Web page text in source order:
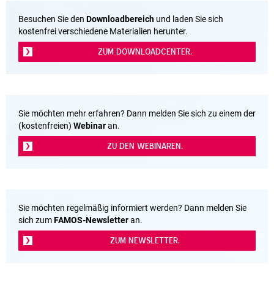
Besuchen Sie den Downloadbereich und laden Sie sich
kostenfrei verschiedene Materialien herunter.
ZUM DOWNLOADCENTER.
Sie möchten mehr erfahren? Dann melden Sie sich zu einem der
(kostenfreien) Webinaran.
ZU DEN WEBINAREN.
Sie möchten regelmäßig informiert werden? Dann melden Sie
sich zumFAMOS-Newsletteran.
ZUM NEWSLETTER.